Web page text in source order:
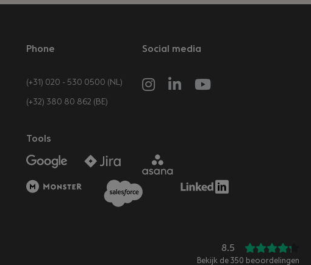
Phone
(+31) 020 - 530 0500 (NL)
(+32) 380 80 862 (BE)
Social media
Tools
8.5
Bekijk de 350 beoordelingen